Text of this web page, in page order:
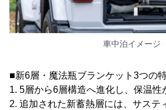
車中泊イメージ
■新6層・魔法瓶ブランケット3つの
1. 5層から6層構造へ進化し、保温性
2. 追加された新蓄熱層には、サステ